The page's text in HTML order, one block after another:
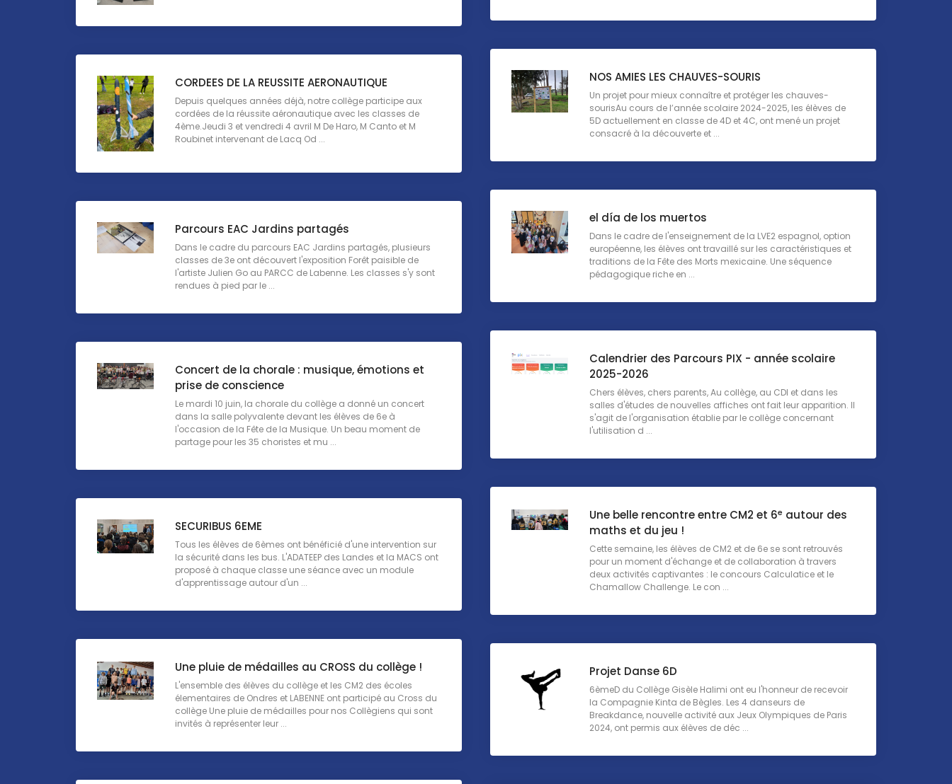
NOS AMIES LES CHAUVES-SOURIS
Un projet pour mieux connaître et protéger les chauves-
sourisAu cours de l’année scolaire 2024-2025, les élèves de
5D actuellement en classe de 4D et 4C, ont mené un projet
consacré à la découverte et ...
CORDEES DE LA REUSSITE AERONAUTIQUE
Depuis quelques années déjà, notre collège participe aux
cordées de la réussite aéronautique avec les classes de
4ème.Jeudi 3 et vendredi 4 avril M De Haro, M Canto et M
Roubinet intervenant de Lacq Od ...
el día de los muertos
Dans le cadre de l'enseignement de la LVE2 espagnol, option
européenne, les élèves ont travaillé sur les caractéristiques et
traditions de la Fête des Morts mexicaine. Une séquence
pédagogique riche en ...
Parcours EAC Jardins partagés
Dans le cadre du parcours EAC Jardins partagés, plusieurs
classes de 3e ont découvert l'exposition Forêt paisible de
l'artiste Julien Go au PARCC de Labenne. Les classes s'y sont
rendues à pied par le ...
Calendrier des Parcours PIX - année scolaire
2025-2026
Chers élèves, chers parents, Au collège, au CDI et dans les
salles d'études de nouvelles affiches ont fait leur apparition. Il
s'agit de l'organisation établie par le collège concernant
l'utilisation d ...
Concert de la chorale : musique, émotions et
prise de conscience
Le mardi 10 juin, la chorale du collège a donné un concert
dans la salle polyvalente devant les élèves de 6e à
l'occasion de la Fête de la Musique. Un beau moment de
partage pour les 35 choristes et mu ...
Une belle rencontre entre CM2 et 6e autour des
maths et du jeu !
Cette semaine, les élèves de CM2 et de 6e se sont retrouvés
pour un moment d'échange et de collaboration à travers
deux activités captivantes : le concours Calculatice et le
Chamallow Challenge. Le con ...
SECURIBUS 6EME
Tous les élèves de 6èmes ont bénéficié d'une intervention sur
la sécurité dans les bus. L'ADATEEP des Landes et la MACS ont
proposé à chaque classe une séance avec un module
d'apprentissage autour d'un ...
Une pluie de médailles au CROSS du collège !
L'ensemble des élèves du collège et les CM2 des écoles
élementaires de Ondres et LABENNE ont participé au Cross du
collège Une pluie de médailles pour nos Collègiens qui sont
invités à représenter leur ...
Projet Danse 6D
6èmeD du Collège Gisèle Halimi ont eu l'honneur de recevoir
la Compagnie Kinta de Bègles. Les 4 danseurs de
Breakdance, nouvelle activité aux Jeux Olympiques de Paris
2024, ont permis aux élèves de déc ...